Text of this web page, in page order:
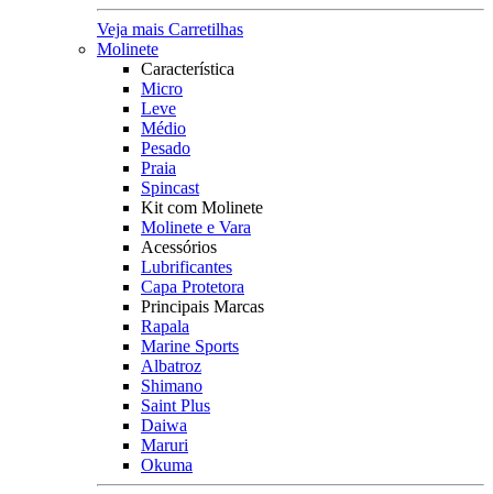
Veja mais Carretilhas
Molinete
Característica
Micro
Leve
Médio
Pesado
Praia
Spincast
Kit com Molinete
Molinete e Vara
Acessórios
Lubrificantes
Capa Protetora
Principais Marcas
Rapala
Marine Sports
Albatroz
Shimano
Saint Plus
Daiwa
Maruri
Okuma